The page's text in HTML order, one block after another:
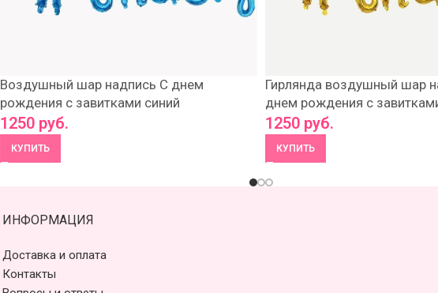
Воздушный шар надпись С днем
рождения с завитками синий
1250 руб.
КУПИТЬ
Гирлянда воздушный шар
днем рождения с
1250 руб.
КУПИТЬ
ИНФОРМАЦИЯ
Доставка и оплата
Контакты